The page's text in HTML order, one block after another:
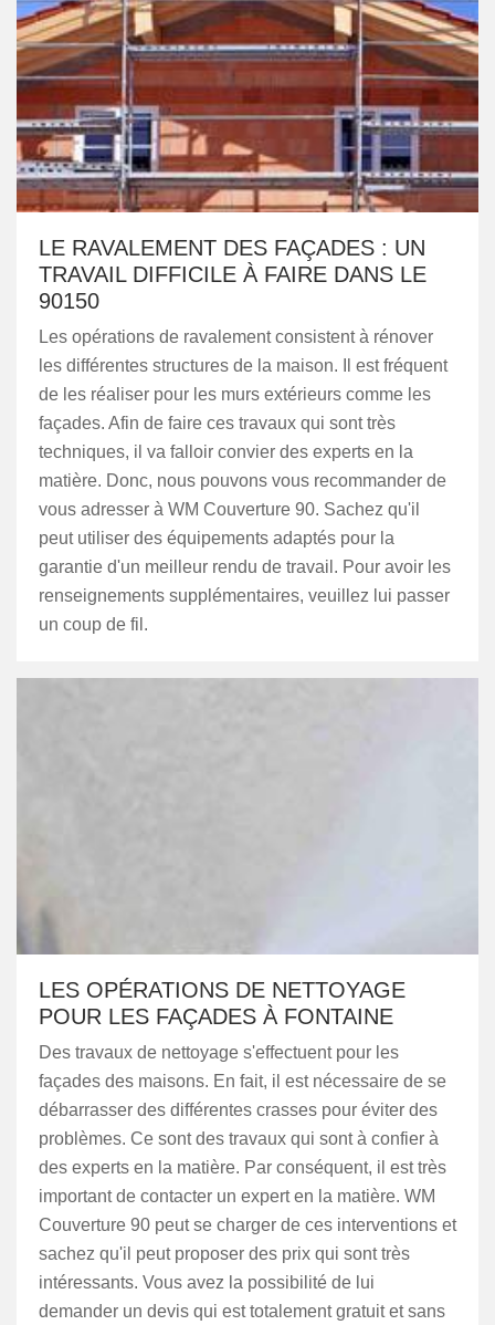
LE RAVALEMENT DES FAÇADES : UN
TRAVAIL DIFFICILE À FAIRE DANS LE
90150
Les opérations de ravalement consistent à rénover
les différentes structures de la maison. Il est fréquent
de les réaliser pour les murs extérieurs comme les
façades. Afin de faire ces travaux qui sont très
techniques, il va falloir convier des experts en la
matière. Donc, nous pouvons vous recommander de
vous adresser à WM Couverture 90. Sachez qu'il
peut utiliser des équipements adaptés pour la
garantie d'un meilleur rendu de travail. Pour avoir les
renseignements supplémentaires, veuillez lui passer
un coup de fil.
LES OPÉRATIONS DE NETTOYAGE
POUR LES FAÇADES À FONTAINE
Des travaux de nettoyage s'effectuent pour les
façades des maisons. En fait, il est nécessaire de se
débarrasser des différentes crasses pour éviter des
problèmes. Ce sont des travaux qui sont à confier à
des experts en la matière. Par conséquent, il est très
important de contacter un expert en la matière. WM
Couverture 90 peut se charger de ces interventions et
sachez qu'il peut proposer des prix qui sont très
intéressants. Vous avez la possibilité de lui
demander un devis qui est totalement gratuit et sans